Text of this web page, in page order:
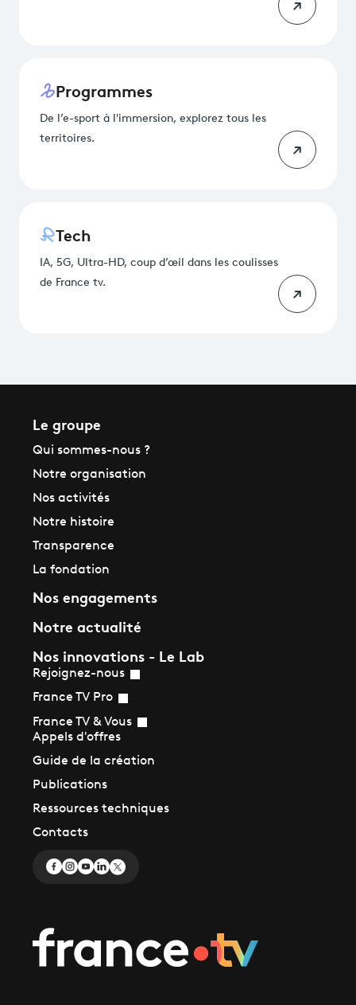
Programmes
De l’e-sport à l'immersion, explorez tous les
territoires.
Tech
IA, 5G, Ultra-HD, coup d’œil dans les coulisses
de France tv.
Le groupe
Qui sommes-nous ?
Notre organisation
Nos activités
Notre histoire
Transparence
La fondation
Nos engagements
Notre actualité
Nos innovations - Le Lab
Rejoignez-nous
France TV Pro
France TV & Vous
Appels d'offres
Guide de la création
Publications
Ressources techniques
Contacts